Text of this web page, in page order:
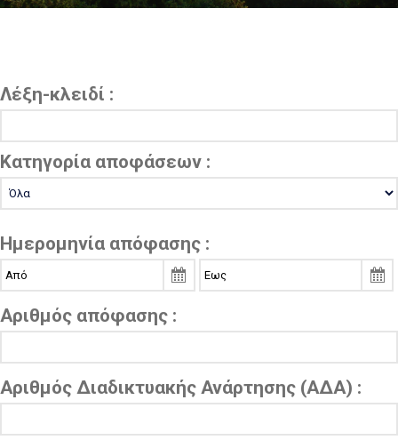
Λέξη-κλειδί :
Κατηγορία αποφάσεων :
Ημερομηνία απόφασης :
Αριθμός απόφασης :
Αριθμός Διαδικτυακής Ανάρτησης (ΑΔΑ) :